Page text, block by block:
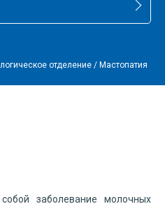
отделение/ Мастопатия
заболевание молочных